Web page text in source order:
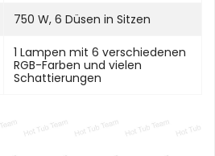
750 W, 6 Düsen in Sitzen
1 Lampen mit 6 verschiedenen
RGB-Farben und vielen
Schattierungen